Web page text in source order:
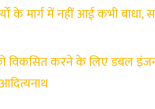
के मार्ग में नहीं आई कभी बाधा,
को विकसित करने के लिए डबल